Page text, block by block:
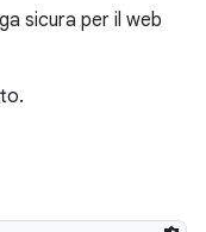
sicura per il web